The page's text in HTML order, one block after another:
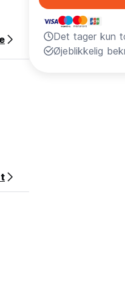
Det tager kun
Øjeblikkelig